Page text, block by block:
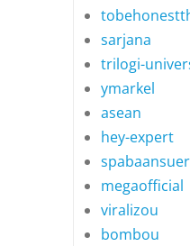
sarjana
trilogi-
ymarkel
asean
hey-expert
megaofficial
viralizou
bombou